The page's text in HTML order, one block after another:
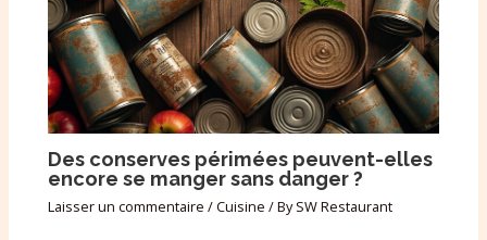
Des conserves périmées peuvent-elles
encore se manger sans danger ?
Laisser un commentaire /Cuisine / BySW Restaurant